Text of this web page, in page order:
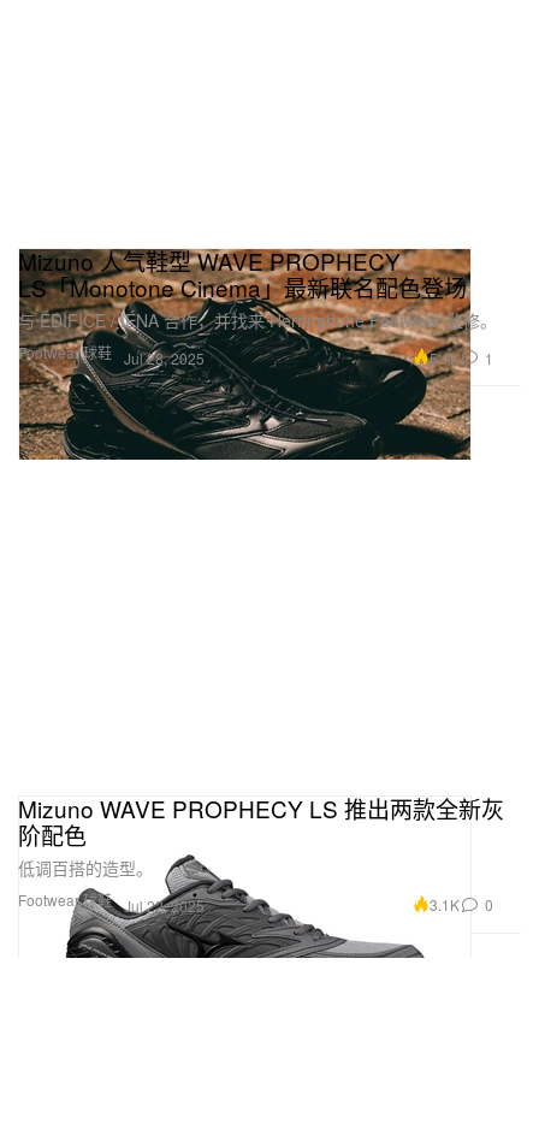
Footwear 球鞋
Mizuno 人气鞋型 WAVE PROPHECY
LS「Monotone Cinema」最新联名配色登场
与 ÉDIFICE / IÉNA 合作，并找来 Herringbone Footwear 监修。
Jul 28, 2025 5.1K 1
Footwear 球鞋
Mizuno WAVE PROPHECY LS 推出两款全新灰
阶配色
低调百搭的造型。
Jul 22, 2025 3.1K 0